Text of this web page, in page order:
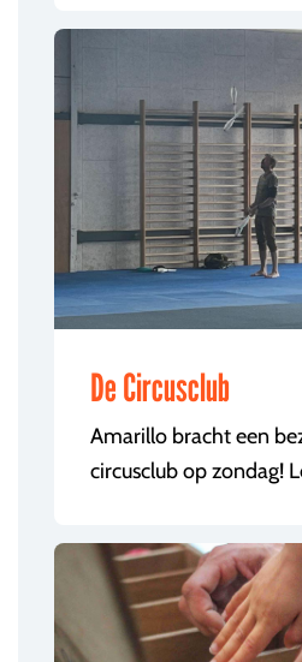
De Circusclub
Amarillo bracht een
circusclub op zondag!